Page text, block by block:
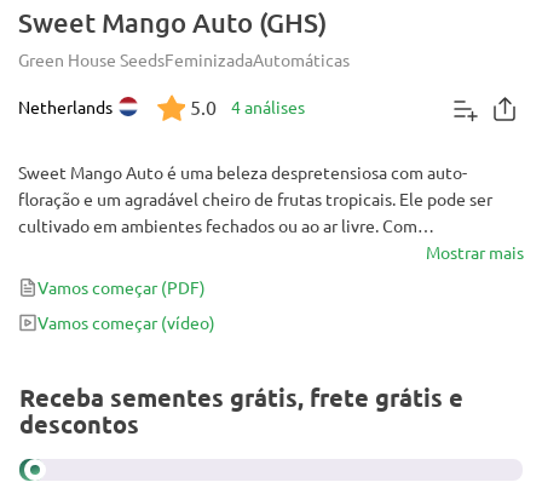
Sweet Mango Auto (GHS)
Green House SeedsFeminizadaAutomáticas
Netherlands 5.0 4 análises
Sweet Mango Auto é uma beleza despretensiosa com auto-
floração e um agradável cheiro de frutas tropicais. Ele pode ser
cultivado em ambientes fechados ou ao ar livre. Com
produtividade média, esta variedade de cannabis cresce muito
rápido e a floração leva apenas 7 semanas. Seu efeito é duradouro,
relaxante e calmante.
Mostrar mais
Vamos começar (PDF)
Vamos começar(vídeo)
Receba sementes grátis, frete grátis e
descontos